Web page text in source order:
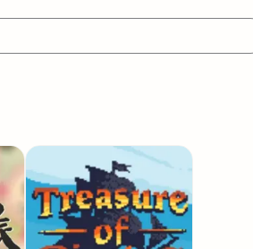
製作 語言 整合行銷公關
SEO CRM GoogleAnalytics
接案 照片後製修圖
SCI醫學論文寫作投稿 Flutter